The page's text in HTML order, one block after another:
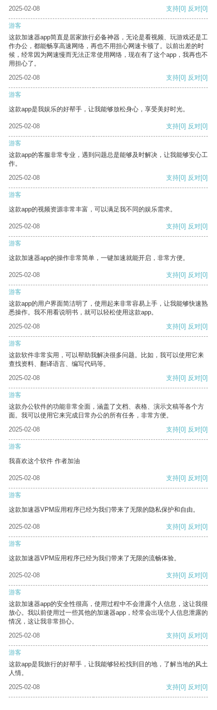
2025-02-08
支持[0] 反对[0]
游客
这款加速器app简直是居家旅行必备神器，无论是看视频、玩游戏还是工
作办公，都能畅享高速网络，再也不用担心网速卡顿了。以前出差的时
候，经常因为网速慢而无法正常使用网络，现在有了这个app，我再也不
用担心了。
2025-02-08
支持[0] 反对[0]
游客
这款app是我娱乐的好帮手，让我能够放松身心，享受美好时光。
2025-02-08 支持[0] 反对[0]
游客
这款app的客服非常专业，遇到问题总是能够及时解决，让我能够安心工
作。
2025-02-08
支持[0] 反对[0]
游客
这款app的视频资源非常丰富，可以满足我不同的娱乐需求。
2025-02-08 支持[0] 反对[0]
游客
这款加速器app的操作非常简单，一键加速就能开启，非常方便。
2025-02-08 支持[0] 反对[0]
游客
这款app的用户界面简洁明了，使用起来非常容易上手，让我能够快速熟
悉操作。我不用看说明书，就可以轻松使用这款app。
2025-02-08
支持[0] 反对[0]
游客
这款软件非常实用，可以帮助我解决很多问题。比如，我可以使用它来
查找资料、翻译语言、编写代码等。
2025-02-08
支持[0] 反对[0]
游客
这款办公软件的功能非常全面，涵盖了文档、表格、演示文稿等各个方
面。我可以使用它来完成日常办公的所有任务，非常方便。
2025-02-08
支持[0] 反对[0]
游客
我喜欢这个软件 作者加油
2025-02-08 支持[0] 反对[0]
游客
这款加速器VPM应用程序已经为我们带来了无限的隐私保护和自由。
2025-02-08 支持[0] 反对[0]
游客
这款加速器VPM应用程序已经为我们带来了无限的流畅体验。
2025-02-08 支持[0] 反对[0]
游客
这款加速器app的安全性很高，使用过程中不会泄露个人信息，这让我很
放心。我以前使用过一些其他的加速器app，经常会出现个人信息泄露的
情况，这让我非常担心。
2025-02-08
支持[0] 反对[0]
游客
这款app是我旅行的好帮手，让我能够轻松找到目的地，了解当地的风土
人情。
2025-02-08
支持[0] 反对[0]